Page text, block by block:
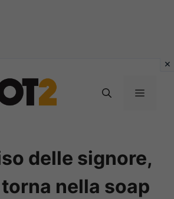
MENU
delle signore,
nella soap